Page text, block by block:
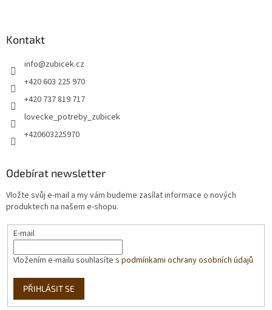
Kontakt
info@zubicek.cz
+420 603 225 970
+420 737 819 717
lovecke_potreby_zubicek
+420603225970
Odebírat newsletter
Vložte svůj e-mail a my vám budeme zasílat informace o nových
produktech na našem e-shopu.
E-mail
Vložením e-mailu souhlasíte s podmínkami ochrany osobních údajů
PŘIHLÁSIT SE